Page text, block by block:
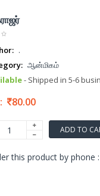
.
ஆன்மிகம்
- Shipped in 5-6
80.00
ADD TO
this product by phone :